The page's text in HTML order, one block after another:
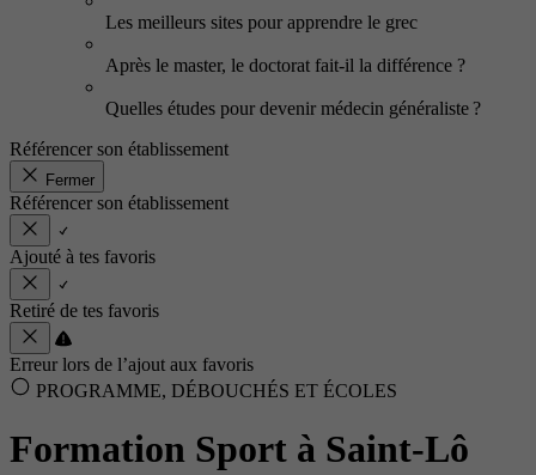
Les meilleurs sites pour apprendre le grec
Après le master, le doctorat fait-il la différence ?
Quelles études pour devenir médecin généraliste ?
Référencer son établissement
Fermer
Référencer son établissement
Ajouté à tes favoris
Retiré de tes favoris
Erreur lors de l’ajout aux favoris
PROGRAMME, DÉBOUCHÉS ET ÉCOLES
Formation Sport à Saint-Lô